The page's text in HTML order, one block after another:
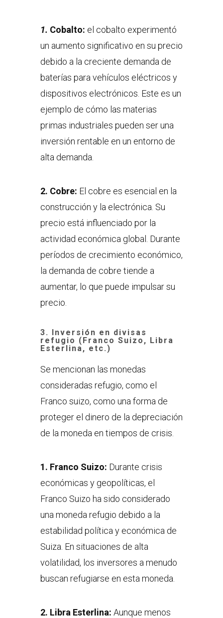
1. Cobalto: el cobalto experimentó
un aumento significativo en su precio
debido a la creciente demanda de
baterías para vehículos eléctricos y
dispositivos electrónicos. Este es un
ejemplo de cómo las materias
primas industriales pueden ser una
inversión rentable en un entorno de
alta demanda.
2. Cobre: El cobre es esencial en la
construcción y la electrónica. Su
precio está influenciado por la
actividad económica global. Durante
períodos de crecimiento económico,
la demanda de cobre tiende a
aumentar, lo que puede impulsar su
precio.
3. Inversión en divisas
refugio (Franco Suizo, Libra
Esterlina, etc.)
Se mencionan las monedas
consideradas refugio, como el
Franco suizo, como una forma de
proteger el dinero de la depreciación
de la moneda en tiempos de crisis.
1. Franco Suizo: Durante crisis
económicas y geopolíticas, el
Franco Suizo ha sido considerado
una moneda refugio debido a la
estabilidad política y económica de
Suiza. En situaciones de alta
volatilidad, los inversores a menudo
buscan refugiarse en esta moneda.
2. Libra Esterlina: Aunque menos